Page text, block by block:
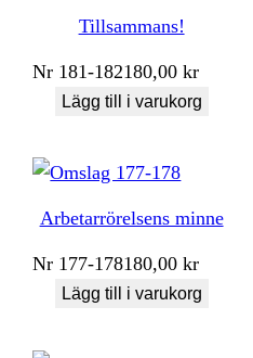
Tillsammans!
Nr 181-182180,00kr
Lägg till i varukorg
Arbetarrörelsens minne
Nr 177-178180,00kr
Lägg till i varukorg